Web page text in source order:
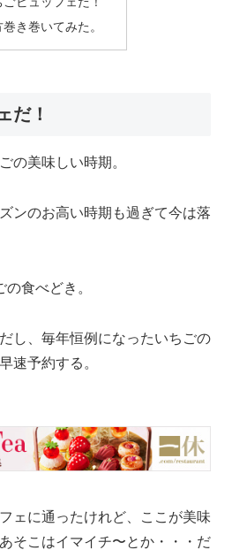
き巻いてみた。
だ！
の美味しい時期。
ンのお高い時期も過ぎて今は落
食べどき。
し、毎年恒例になったいちごの
速予約する。
ェに通ったけれど、ここが美味
そこはイマイチ〜とか・・・だ